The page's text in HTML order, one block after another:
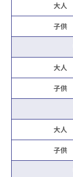
大人
子供
大人
子供
大人
子供